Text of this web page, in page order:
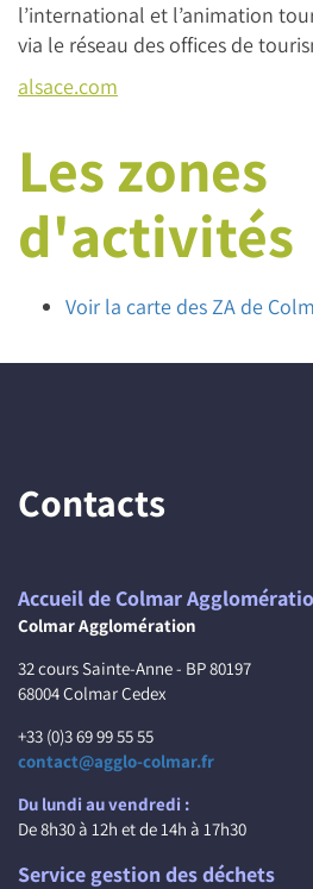
l’international et l’animation
via le réseau des offices de
alsace.com
Les zones
d'activités
Voir la carte des ZA de
Contacts
Accueil de Colmar
Colmar Agglomération
32 cours Sainte-Anne - BP 80197
68004 Colmar Cedex
+33 (0)3 69 99 55 55
contact@agglo-colmar.fr
Du lundi au vendredi :
De 8h30 à 12h et de 14h à 17h30
Service gestion des déchets